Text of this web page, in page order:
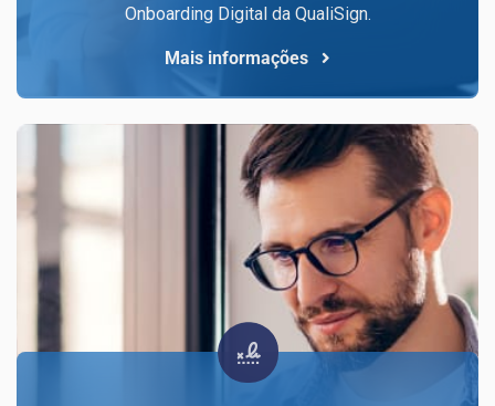
Onboarding Digital da QualiSign.
Mais informações